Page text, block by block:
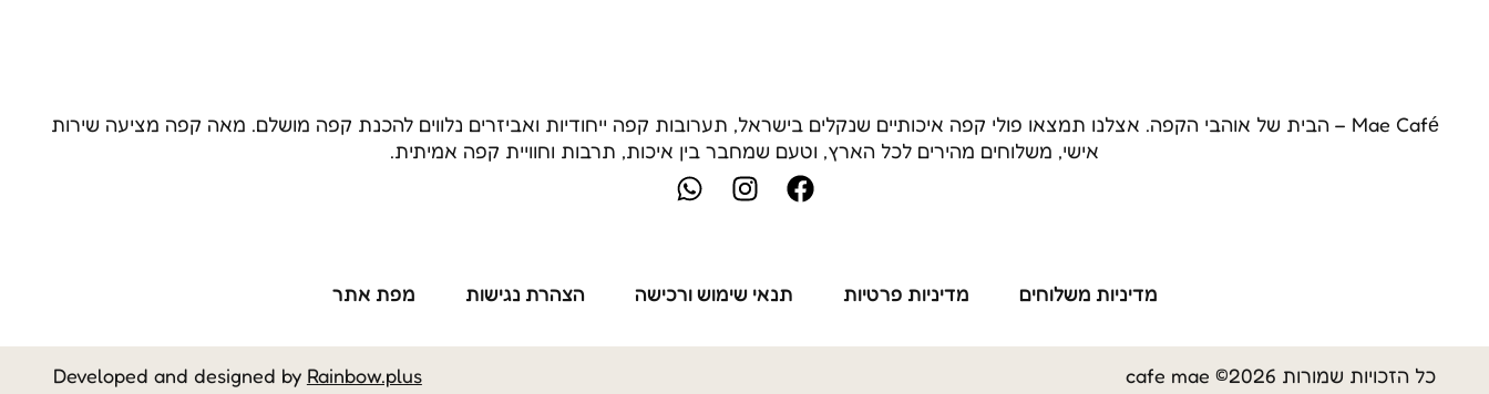
Mae Café – הבית של אוהבי הקפה. אצלנו תמצאו פולי קפה איכותיים שנקלים בישראל, תערובות קפה ייחודיות ואביזרים נלווים להכנת קפה מושלם. מאה קפה מציעה שירות
אישי, משלוחים מהירים לכל הארץ, וטעם שמחבר בין איכות, תרבות וחוויית קפה אמיתית.
F
b
o
I
a
r
W
s
p
מדיניות משלוחים מדיניות פרטיות תנאי שימוש ורכישה הצהרת נגישות מפת אתר
כל הזכויות שמורות 2026© cafe mae Developed and designed by Rainbow.plus